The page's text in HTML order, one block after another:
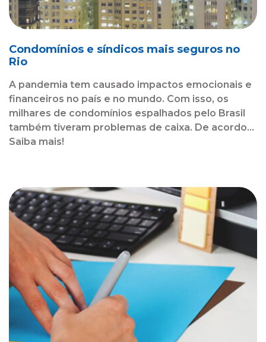
Condomínios e síndicos mais seguros no
Rio
A pandemia tem causado impactos emocionais e
financeiros no país e no mundo. Com isso, os
milhares de condomínios espalhados pelo Brasil
também tiveram problemas de caixa. De acordo...
Saiba mais!